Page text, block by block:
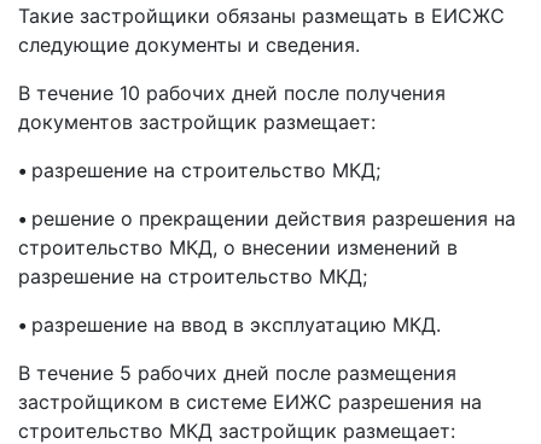
Такие застройщики обязаны размещать в ЕИСЖС
следующие документы и сведения.
В течение 10 рабочих дней после получения
документов застройщик размещает:
• разрешение на строительство МКД;
• решение о прекращении действия разрешения на
строительство МКД, о внесении изменений в
разрешение на строительство МКД;
• разрешение на ввод в эксплуатацию МКД.
В течение 5 рабочих дней после размещения
застройщиком в системе ЕИЖС разрешения на
строительство МКД застройщик размещает: